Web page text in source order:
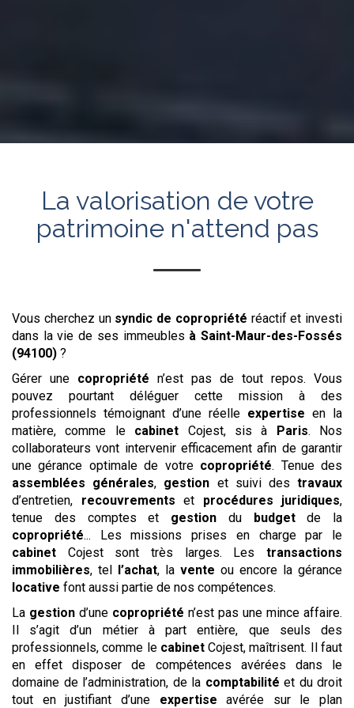
La valorisation de votre
patrimoine n'attend pas
Vous cherchez un syndic de copropriété réactif et investi
dans la vie de ses immeubles à Saint-Maur-des-Fossés
(94100) ?
Gérer une copropriété n’est pas de tout repos. Vous
pouvez pourtant déléguer cette mission à des
professionnels témoignant d’une réelle expertise en la
matière, comme le cabinet Cojest, sis à Paris. Nos
collaborateurs vont intervenir efficacement afin de garantir
une gérance optimale de votre copropriété. Tenue des
assemblées générales, gestion et suivi destravaux
d’entretien, recouvrements et procédures juridiques,
tenue des comptes et gestion du budgetde la
copropriété... Les missions prises en charge par le
cabinet Cojest sont très larges. Les transactions
immobilières, tel l’achat, la vente ou encore la gérance
locative font aussi partie de nos compétences.
La gestion d’une copropriété n’est pas une mince affaire.
Il s’agit d’un métier à part entière, que seuls des
professionnels, comme le cabinetCojest, maîtrisent. Il faut
en effet disposer de compétences avérées dans le
domaine de l’administration, de la comptabilité et du droit
tout en justifiant d’une expertise avérée sur le plan